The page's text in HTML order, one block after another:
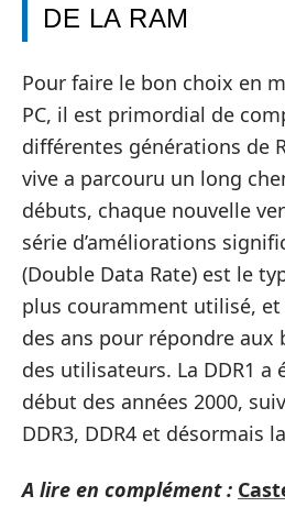
DE LA RAM
Pour faire le bon choix en
PC, il est primordial de
différentes générations de
vive a parcouru un long
débuts, chaque nouvelle
série d’améliorations
(Double Data Rate) est le
plus couramment utilisé,
des ans pour répondre aux
des utilisateurs. La DDR1
début des années 2000,
DDR3, DDR4 et désormais
A lire en complément :